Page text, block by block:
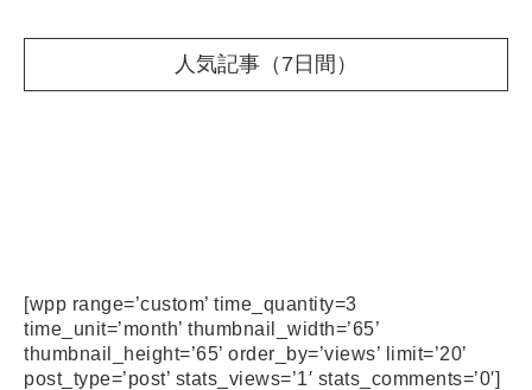
人気記事（7日間）
[wpp range=’custom’ time_quantity=3
time_unit=’month’ thumbnail_width=’65’
thumbnail_height=’65’ order_by=’views’ limit=’20’
post_type=’post’ stats_views=’1′ stats_comments=’0′]